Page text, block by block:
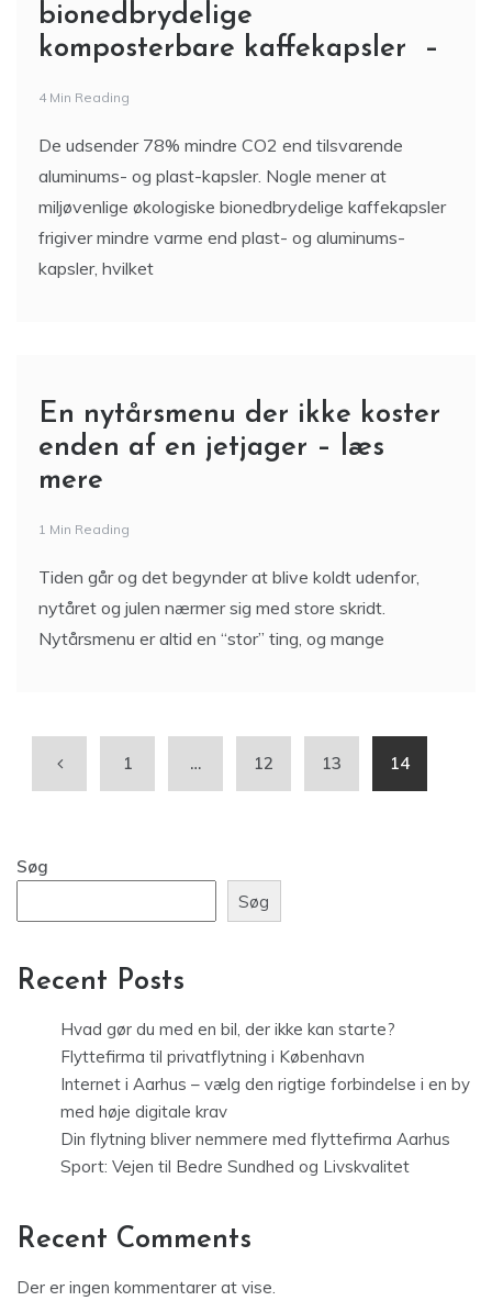
bionedbrydelige
komposterbare kaffekapsler –
4 Min Reading
De udsender 78% mindre CO2 end tilsvarende
aluminums- og plast-kapsler. Nogle mener at
miljøvenlige økologiske bionedbrydelige kaffekapsler
frigiver mindre varme end plast- og aluminums-
kapsler, hvilket
En nytårsmenu der ikke koster
enden af en jetjager – læs
mere
1 Min Reading
Tiden går og det begynder at blive koldt udenfor,
nytåret og julen nærmer sig med store skridt.
Nytårsmenu er altid en “stor” ting, og mange
1 … 12 13 14
Søg
Søg
Recent Posts
Hvad gør du med en bil, der ikke kan starte?
Flyttefirma til privatflytning i København
Internet i Aarhus – vælg den rigtige forbindelse i en by
med høje digitale krav
Din flytning bliver nemmere med flyttefirma Aarhus
Sport: Vejen til Bedre Sundhed og Livskvalitet
Recent Comments
Der er ingen kommentarer at vise.